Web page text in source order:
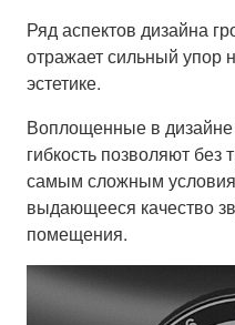
Ряд аспектов дизайна
отражает сильный упор
эстетике.
Воплощенные в дизайне
гибкость позволяют без
самым сложным
выдающееся качество
помещения.